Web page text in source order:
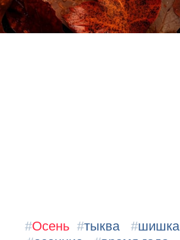
#Осень #тыква #шишка